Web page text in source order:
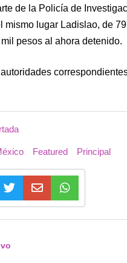
de la Policía de
mismo lugar Ladislao, de
pesos al ahora detenido.
Featured Principal